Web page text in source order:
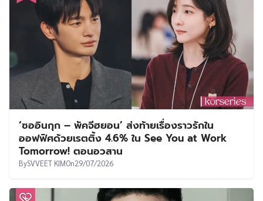
‘ซออินกุก – พัคจีฮยอน’ ส่งท้ายเรื่องราวรักใน
ออฟฟิศด้วยเรตติ้ง 4.6% ใน See You at Work
Tomorrow! ตอนอวสาน
BySVVEET KIMOn29/07/2026